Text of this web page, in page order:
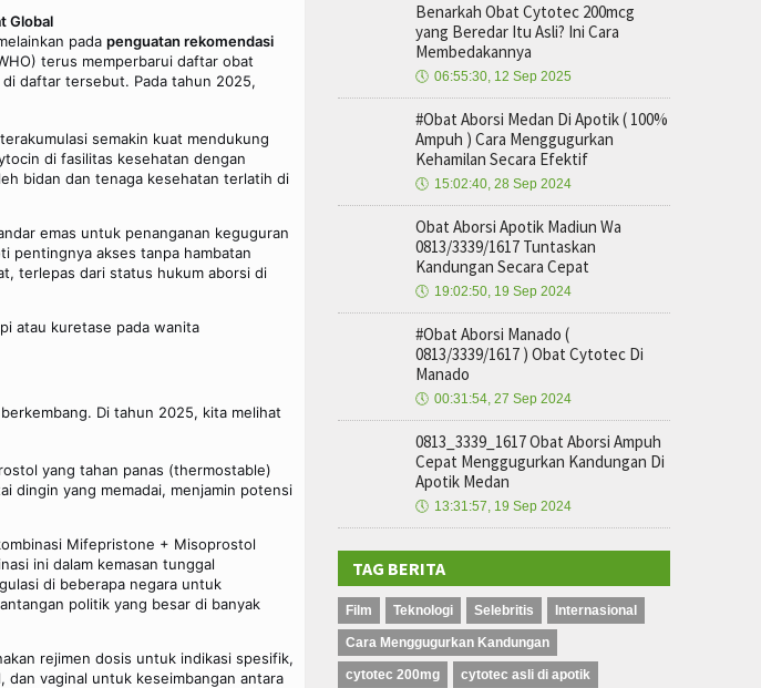
Global
pada penguatan rekomendasi
terus memperbarui daftar obat
daftar tersebut. Pada tahun 2025,
semakin kuat mendukung
di fasilitas kesehatan dengan
bidan dan tenaga kesehatan terlatih di
emas untuk penanganan keguguran
pentingnya akses tanpa hambatan
terlepas dari status hukum aborsi di
atau kuretase pada wanita
Di tahun 2025, kita melihat
yang tahan panas (thermostable)
dingin yang memadai, menjamin potensi
Mifepristone + Misoprostol
ini dalam kemasan tunggal
di beberapa negara untuk
politik yang besar di banyak
rejimen dosis untuk indikasi spesifik,
vaginal untuk keseimbangan antara
Benarkah Obat Cytotec 200mcg
yang Beredar Itu Asli? Ini Cara
Membedakannya
🕔 06:55:30, 12 Sep 2025
#Obat Aborsi Medan Di Apotik ( 100%
Ampuh ) Cara Menggugurkan
Kehamilan Secara Efektif
🕔 15:02:40, 28 Sep 2024
Obat Aborsi Apotik Madiun Wa
0813/3339/1617 Tuntaskan
Kandungan Secara Cepat
🕔 19:02:50, 19 Sep 2024
#Obat Aborsi Manado (
0813/3339/1617 ) Obat Cytotec Di
Manado
🕔 00:31:54, 27 Sep 2024
0813_3339_1617 Obat Aborsi Ampuh
Cepat Menggugurkan Kandungan Di
Apotik Medan
🕔 13:31:57, 19 Sep 2024
TAG BERITA
Film Teknologi Selebritis Internasional
Cara Menggugurkan Kandungan
cytotec 200mg cytotec asli di apotik